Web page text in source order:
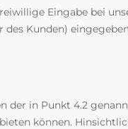
Eingabe bei
Kunden)
der in Punkt 4.2
können.